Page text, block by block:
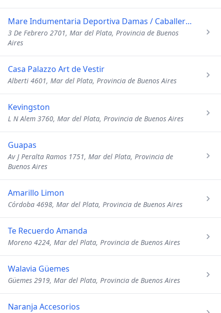
Mare Indumentaria Deportiva Damas / Caballeros
3 De Febrero 2701, Mar del Plata, Provincia de Buenos
Aires
Casa Palazzo Art de Vestir
Alberti 4601, Mar del Plata, Provincia de Buenos Aires
Kevingston
L N Alem 3760, Mar del Plata, Provincia de Buenos Aires
Guapas
Av J Peralta Ramos 1751, Mar del Plata, Provincia de
Buenos Aires
Amarillo Limon
Córdoba 4698, Mar del Plata, Provincia de Buenos Aires
Te Recuerdo Amanda
Moreno 4224, Mar del Plata, Provincia de Buenos Aires
Walavia Güemes
Güemes 2919, Mar del Plata, Provincia de Buenos Aires
Naranja Accesorios